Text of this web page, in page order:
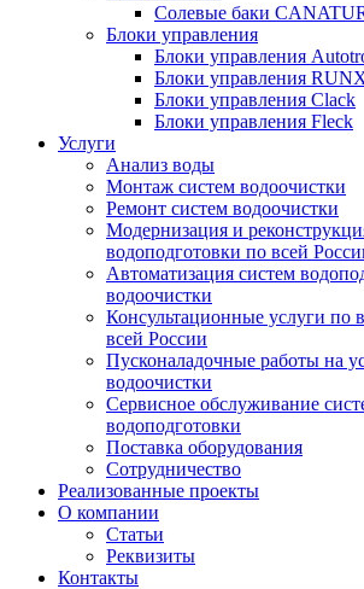
Солевые баки
Блоки управления
Блоки управления
Блоки управления
Блоки управления Clack
Блоки управления Fleck
Услуги
Анализ воды
Монтаж систем водоочистки
Ремонт систем водоочистки
Модернизация и
водоподготовки по всей
Автоматизация систем
водоочистки
Консультационные услуги по
всей России
Пусконаладочные работы на
водоочистки
Сервисное обслуживание
водоподготовки
Поставка оборудования
Сотрудничество
Реализованные проекты
О компании
Cтатьи
Реквизиты
Контакты